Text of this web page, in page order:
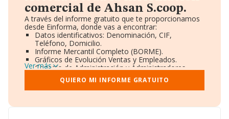
comercial de Ahsan S.coop.
A través del informe gratuito que te proporcionamos
desde Einforma, donde vas a encontrar:
Datos identificativos: Denominación, CIF,
Teléfono, Domicilio.
Informe Mercantil Completo (BORME).
Gráficos de Evolución Ventas y Empleados.
Consejo de Administración y Administradores.
Directivos y Ejecutivos.
Accionistas.
Participaciones y Vinculaciones en otras empresas.
Información oficial y registral complementaria.
Ver más
QUIERO MI INFORME GRATUITO